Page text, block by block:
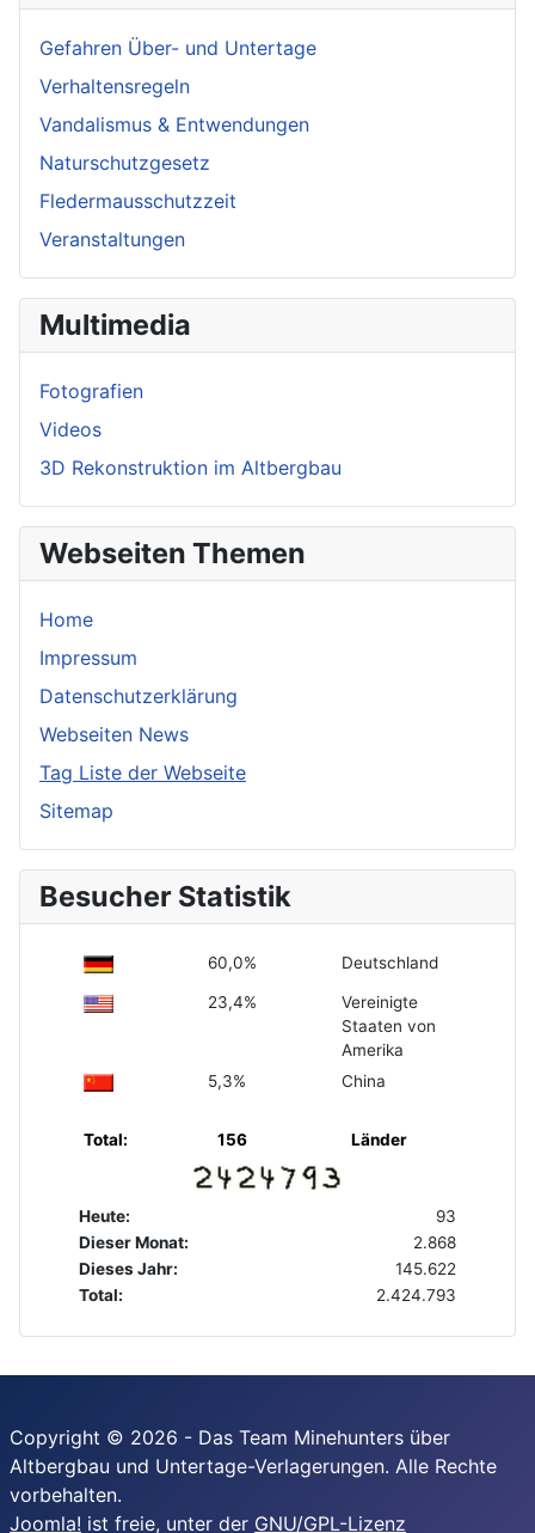
Gefahren Über- und Untertage
Verhaltensregeln
Vandalismus & Entwendungen
Naturschutzgesetz
Fledermausschutzzeit
Veranstaltungen
Multimedia
Fotografien
Videos
3D Rekonstruktion im Altbergbau
Webseiten Themen
Home
Impressum
Datenschutzerklärung
Webseiten News
Tag Liste der Webseite
Sitemap
Besucher Statistik
60,0% Deutschland
23,4%
Vereinigte
Staaten von
Amerika
5,3%
China
Total: 156 Länder
Heute:
93
Dieser Monat:
2.868
Dieses Jahr:
145.622
Total:
2.424.793
Copyright © 2026 - Das Team Minehunters über
Altbergbau und Untertage-Verlagerungen. Alle Rechte
vorbehalten.
Joomla! ist freie, unter der GNU/GPL-Lizenz